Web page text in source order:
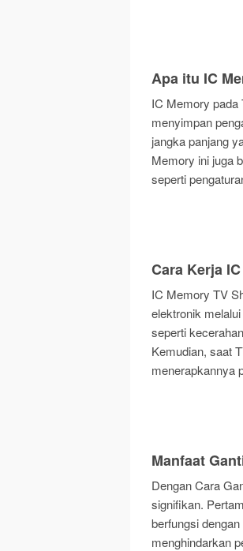
Apa itu IC
IC Memory pada
menyimpan
jangka panjang
Memory ini juga
seperti
Cara Kerja
IC Memory TV
elektronik
seperti
Kemudian, saat
menerapkannya
Manfaat
Dengan Cara
signifikan.
berfungsi
menghindarkan